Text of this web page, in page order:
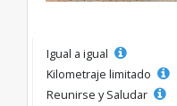
Igual a igual
Kilometraje limitado
Reunirse y Saludar